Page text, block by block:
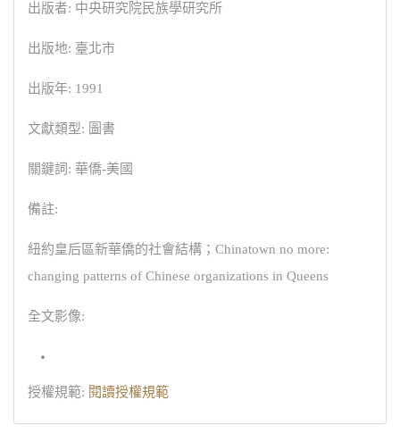
出版者: 中央研究院民族學研究所
出版地: 臺北市
出版年: 1991
文獻類型: 圖書
關鍵詞: 華僑-美國
備註:
紐約皇后區新華僑的社會結構；Chinatown no more:
changing patterns of Chinese organizations in Queens
全文影像:
授權規範: 閱讀授權規範